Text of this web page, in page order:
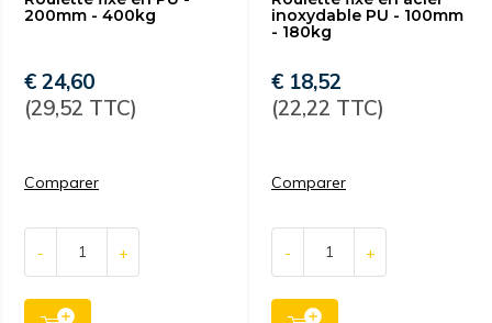
200mm - 400kg
€ 24,60
(29,52 TTC)
Comparer
- +
inoxydable PU - 100mm
- 180kg
€ 18,52
(22,22 TTC)
Comparer
- +